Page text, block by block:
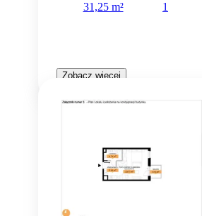
31,25 m²
1
Zobacz więcej